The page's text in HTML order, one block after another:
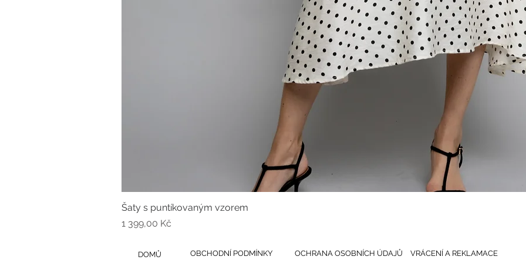
Šaty s puntíkovaným vzorem
Cena
1 399,00 Kč
DOMŮ OBCHODNÍ PODMÍNKY OCHRANA OSOBNÍCH ÚDAJŮ VRÁCENÍ A REKLAMACE